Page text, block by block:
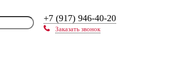
+7 (917) 946-40-20
Заказать звонок